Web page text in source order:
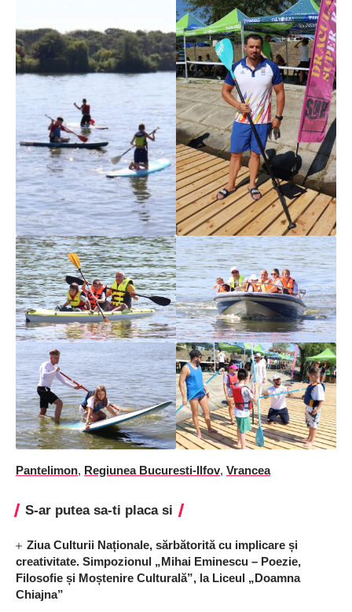
Pantelimon, Regiunea Bucuresti-Ilfov, Vrancea
S-ar putea sa-ti placa si
Ziua Culturii Naționale, sărbătorită cu implicare și
creativitate. Simpozionul „Mihai Eminescu – Poezie,
Filosofie și Moștenire Culturală”, la Liceul „Doamna
Chiajna”